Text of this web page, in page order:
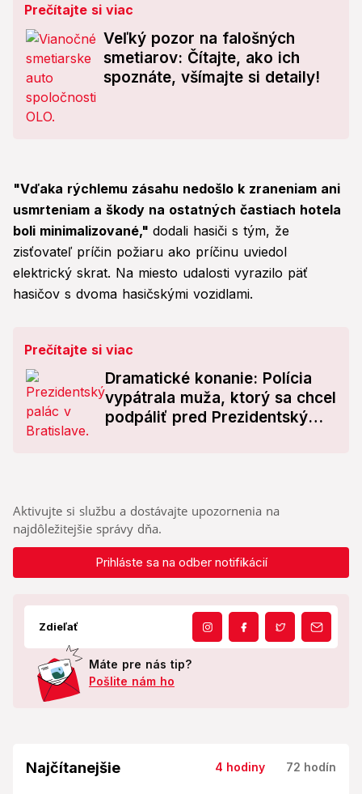
Prečítajte si viac
Veľký pozor na falošných
smetiarov: Čítajte, ako ich
spoznáte, všímajte si detaily!
"Vďaka rýchlemu zásahu nedošlo k zraneniam ani
usmrteniam a škody na ostatných častiach hotela
boli minimalizované," dodali hasiči s tým, že
zisťovateľ príčin požiaru ako príčinu uviedol
elektrický skrat. Na miesto udalosti vyrazilo päť
hasičov s dvoma hasičskými vozidlami.
Prečítajte si viac
Dramatické konanie: Polícia
vypátrala muža, ktorý sa chcel
podpáliť pred Prezidentským
Aktivujte si službu a dostávajte upozornenia na
najdôležitejšie správy dňa.
Prihláste sa na odber notifikácií
Zdieľať
Máte pre nás tip?
Pošlite nám ho
Najčítanejšie 4 hodiny 72 hodín